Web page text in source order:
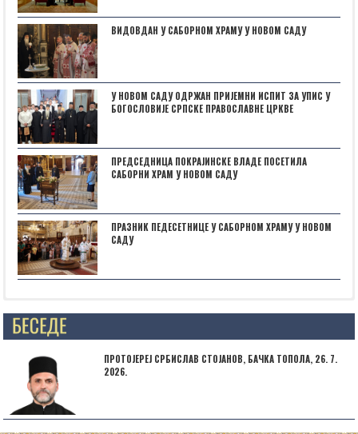
ВИДОВДАН У САБОРНОМ ХРАМУ У НОВОМ САДУ
У НОВОМ САДУ ОДРЖАН ПРИЈЕМНИ ИСПИТ ЗА УПИС У
БОГОСЛОВИЈЕ СРПСКЕ ПРАВОСЛАВНЕ ЦРКВЕ
ПРЕДСЕДНИЦА ПОКРАЈИНСКЕ ВЛАДЕ ПОСЕТИЛА
САБОРНИ ХРАМ У НОВОМ САДУ
ПРАЗНИК ПЕДЕСЕТНИЦЕ У САБОРНОМ ХРАМУ У НОВОМ
САДУ
Posts not found
ПРОТОЈЕРЕЈ СРБИСЛАВ СТОЈАНОВ, БАЧКА ТОПОЛА, 26. 7.
2026.